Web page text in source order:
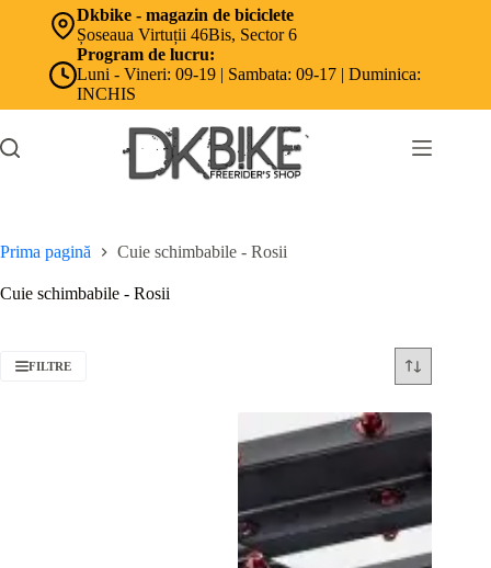
Dkbike - magazin de biciclete
Șoseaua Virtuții 46Bis, Sector 6
Program de lucru:
Luni - Vineri: 09-19 | Sambata: 09-17 | Duminica:
INCHIS
Prima pagină Cuie schimbabile - Rosii
Cuie schimbabile - Rosii
FILTRE